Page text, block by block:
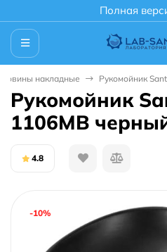
Полная
накладные Рукомойник
Рукомойник
1106MB
4.8
-10%